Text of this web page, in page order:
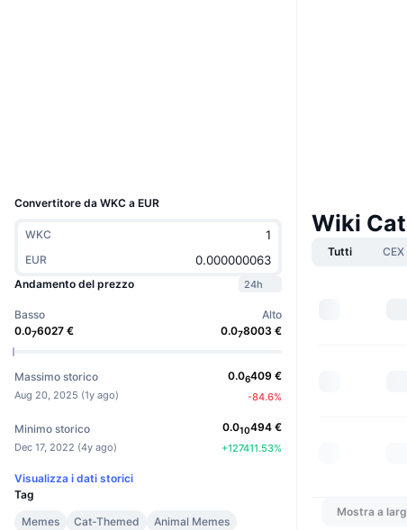
Convertitore da WKC a EUR
WKC
EUR
Andamento del prezzo
24h
Basso
0.076027 €
Alto
0.078003 €
Massimo storico
Aug 20, 2025 (1y ago)
0.06409 €
-84.6%
Minimo storico
Dec 17, 2022 (4y ago)
0.010494 €
+127411.53%
Visualizza i dati storici
Tag
Memes
Cat-Themed
Animal Memes
Wiki
Tutti CEX
Mostra a